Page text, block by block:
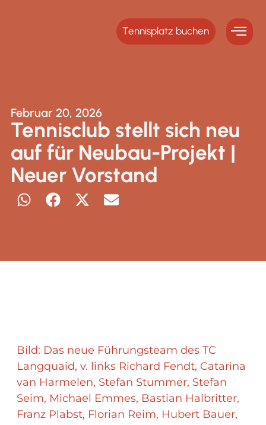
Tennisplatz buchen
Februar 20, 2026
Tennisclub stellt sich neu
auf für Neubau-Projekt |
Neuer Vorstand
Bild: Das neue Führungsteam des TC
Langquaid, v. links Richard Fendt, Catarina
van Harmelen, Stefan Stummer, Stefan
Seim, Michael Emmes, Bastian Halbritter,
Franz Plabst, Florian Reim, Hubert Bauer,